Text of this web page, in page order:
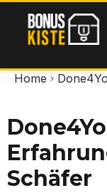
Home
Schäfer